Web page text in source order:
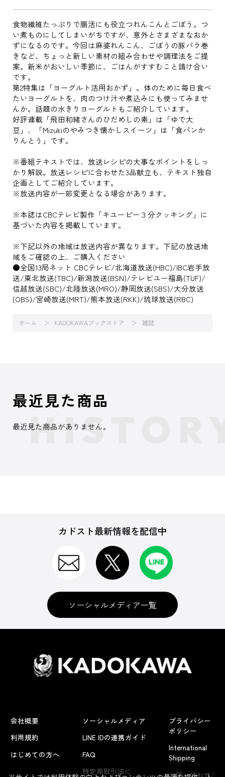
食物繊維たっぷりで腸活にも役立つれんこんとごぼう。つ
い煮ものにしてしまいがちですが、意外とさまざまなおか
ずになるのです。今回は麻婆れんこん、ごぼうの豚バラ巻
きなど、ちょっと新しい素材の組み合わせや調理法をご提
案。新米がおいしい季節に、ごはんがすすむこと請け合い
です。
第2特集は「ヨーグルト活用おかず」。体のために毎日食べ
たいヨーグルトを、肉のつけ汁や煮込みにも使ってみませ
んか。話題の水きりヨーグルトもご紹介しています。
好評連載「飛田和緒さんのひだめしの素」は「ゆで大
豆」、「Mizukiのやみつき懐かしスイーツ」は「食パンか
りんとう」です。
※番組テキストでは、放送レシピの大事なポイントをしっ
かり解説。放送レシピに合わせた3品献立も、テキスト独自
企画としてご紹介しています。
※放送内容が一部変更となる場合があります。
※本誌はCBCテレビ製作「キユーピー３分クッキング」に
基づいた内容を掲載しています。
※下記以外の地域は放送内容が異なります。下記の放送地
域をご確認の上、ご購入ください
●全国13局ネット CBCテレビ/北海道放送(HBC)/IBC岩手放
送/東北放送(TBC)/新潟放送(BSN)/テレビユー福島(TUF)/
信越放送(SBC)/北陸放送(MRO)/静岡放送(SBS)/大分放送
(OBS)/宮崎放送(MRT)/熊本放送(RKK)/琉球放送(RBC)
ホーム KADOKAWAブックストア 雑誌
よくあるお問い合わせ
最近見た商品
最近見た商品がありません。
カドスト最新情報を配信中
ソーシャルメディア一覧
会社概要
利用規約
はじめての方へ
ソーシャルメディア
LINE IDの連携ガイド
FAQ
特定商取引法に
プライバシー
ポリシー
International
Shipping
お問い合わせ/